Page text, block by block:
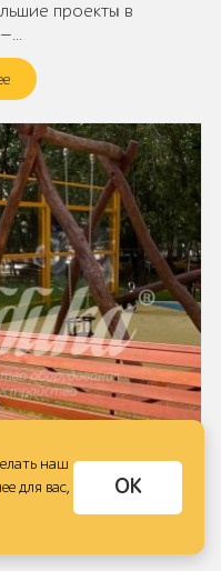
проекты в
наш
для вас,
ОК